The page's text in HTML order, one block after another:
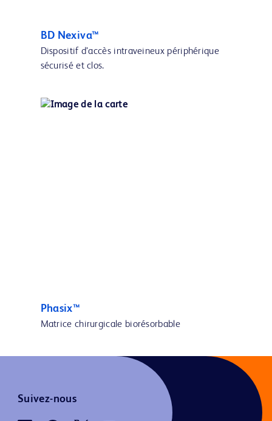
BD Nexiva™
Dispositif d’accès intraveineux périphérique
sécurisé et clos.
Phasix™
Matrice chirurgicale biorésorbable
Suivez-nous